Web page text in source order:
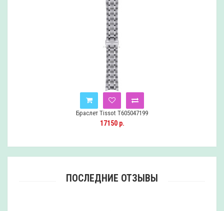
Браслет Tissot T605047199
17150 р.
ПОСЛЕДНИЕ ОТЗЫВЫ